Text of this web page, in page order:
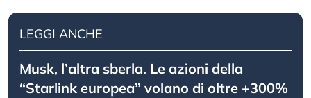
LEGGI ANCHE
Musk, l’altra sberla. Le azioni della
“Starlink europea” volano di oltre +300%